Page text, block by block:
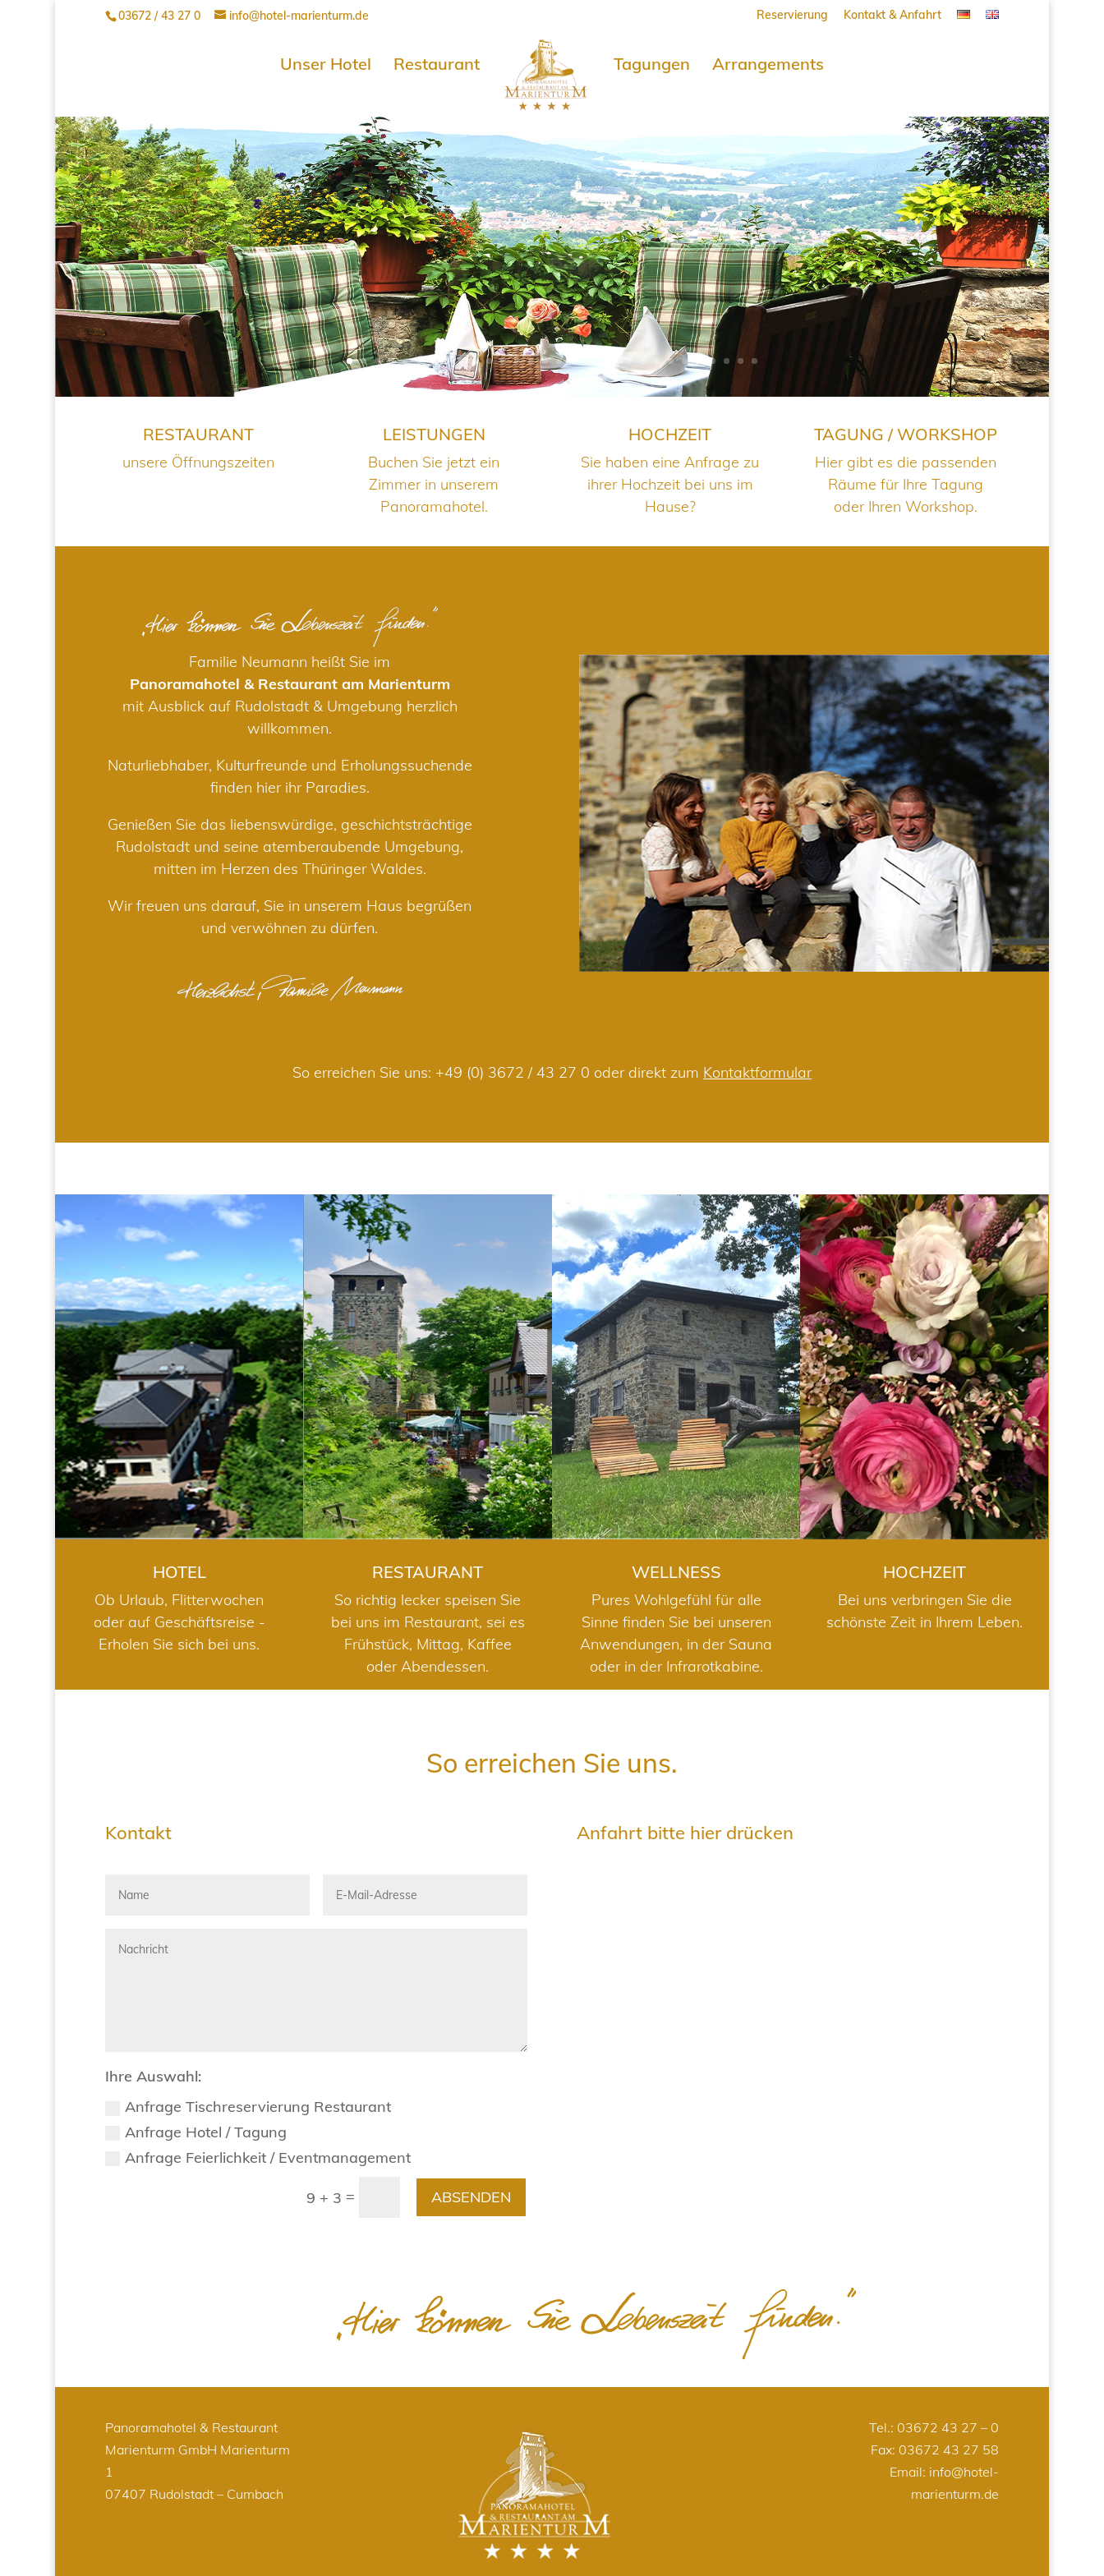
03672 / 43 27 0 info@hotel-marienturm.de Reservierung Kontakt & Anfahrt
Unser Hotel Restaurant Tagungen Arrangements
RESTAURANT
unsere Öffnungszeiten
LEISTUNGEN
Buchen Sie jetzt ein
Zimmer in unserem
Panoramahotel.
HOCHZEIT
Sie haben eine Anfrage zu
ihrer Hochzeit bei uns im
Hause?
TAGUNG / WORKSHOP
Hier gibt es die passenden
Räume für Ihre Tagung
oder Ihren Workshop.
Familie Neumann heißt Sie im
Panoramahotel & Restaurant am Marienturm
mit Ausblick auf Rudolstadt & Umgebung herzlich
willkommen.
Naturliebhaber, Kulturfreunde und Erholungssuchende
finden hier ihr Paradies.
Genießen Sie das liebenswürdige, geschichtsträchtige
Rudolstadt und seine atemberaubende Umgebung,
mitten im Herzen des Thüringer Waldes.
Wir freuen uns darauf, Sie in unserem Haus begrüßen
und verwöhnen zu dürfen.
So erreichen Sie uns: +49 (0) 3672 / 43 27 0 oder direkt zum Kontaktformular
HOTEL
HOTEL
Ob Urlaub, Flitterwochen
oder auf Geschäftsreise -
Erholen Sie sich bei uns.
RESTAURANT
RESTAURANT
So richtig lecker speisen Sie
bei uns im Restaurant, sei es
Frühstück, Mittag, Kaffee
oder Abendessen.
WELLNESS
WELLNESS
Pures Wohlgefühl für alle
Sinne finden Sie bei unseren
Anwendungen, in der Sauna
oder in der Infrarotkabine.
HOCHZEIT
HOCHZEIT
Bei uns verbringen Sie die
schönste Zeit in Ihrem Leben.
So erreichen Sie uns.
Kontakt
Ihre Auswahl:
Anfrage Tischreservierung Restaurant
Anfrage Hotel / Tagung
Anfrage Feierlichkeit / Eventmanagement
9 + 3 = ABSENDEN
Anfahrt bitte hier drücken
Panoramahotel & Restaurant
Marienturm GmbH Marienturm
1
07407 Rudolstadt – Cumbach
Tel.: 03672 43 27 – 0
Fax: 03672 43 27 58
Email: info@hotel-
marienturm.de